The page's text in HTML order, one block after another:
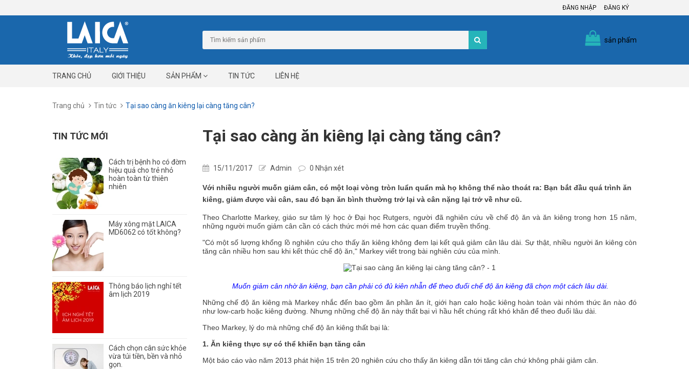
ĐĂNG NHẬP ĐĂNG KÝ
sản phẩm
TRANG CHỦ GIỚI THIỆU SẢN PHẨM TIN TỨC LIÊN HỆ
Trang chủ Tin tức Tại sao càng ăn kiêng lại càng tăng cân?
Tại sao càng ăn kiêng lại càng tăng cân?
15/11/2017 Admin 0 Nhận xét
Với nhiều người muốn giảm cân, có một loại vòng tròn luẩn quẩn mà họ không thể nào thoát ra: Bạn bắt đầu quá trình ăn
kiêng, giảm được vài cân, sau đó bạn ăn bình thường trở lại và cân nặng lại trở về như cũ.
Theo Charlotte Markey, giáo sư tâm lý học ở Đại học Rutgers, người đã nghiên cứu về chế độ ăn và ăn kiêng trong hơn 15 năm,
những người muốn giảm cân cần có cách thức mới mẻ hơn các quan điểm truyền thống.
"Có một số lượng khổng lồ nghiên cứu cho thấy ăn kiêng không đem lại kết quả giảm cân lâu dài. Sự thật, nhiều người ăn kiêng còn
tăng cân nhiều hơn sau khi kết thúc chế độ ăn," Markey viết trong bài nghiên cứu của mình.
Muốn giảm cân nhờ ăn kiêng, bạn cần phải có đủ kiên nhẫn để theo đuổi chế độ ăn kiêng đã chọn một cách lâu dài.
Những chế độ ăn kiêng mà Markey nhắc đến bao gồm ăn phần ăn ít, giới hạn calo hoặc kiêng hoàn toàn vài nhóm thức ăn nào đó
như low-carb hoặc kiêng đường. Nhưng những chế độ ăn này thất bại vì hầu hết chúng rất khó khăn để theo đuổi lâu dài.
Theo Markey, lý do mà những chế độ ăn kiêng thất bại là:
1. Ăn kiêng thực sự có thể khiến bạn tăng cân
Một báo cáo vào năm 2013 phát hiện 15 trên 20 nghiên cứu cho thấy ăn kiêng dẫn tới tăng cân chứ không phải giảm cân.
TIN TỨC MỚI
Cách trị bệnh ho có đờm
hiệu quả cho trẻ nhỏ
hoàn toàn từ thiên
nhiên
Máy xông mặt LAICA
MD6062 có tốt không?
Thông báo lịch nghỉ tết
âm lịch 2019
Cách chọn cân sức khỏe
vừa túi tiền, bền và nhỏ
gọn.